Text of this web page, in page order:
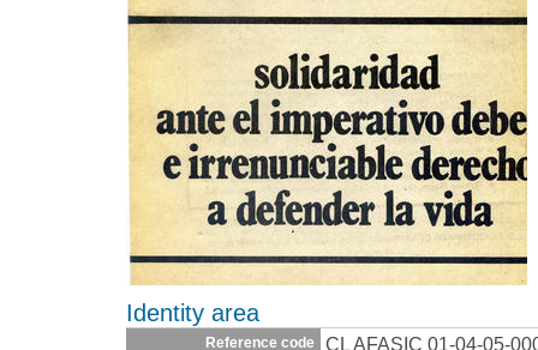
Identity area
Reference code CL AFASIC 01-04-05-